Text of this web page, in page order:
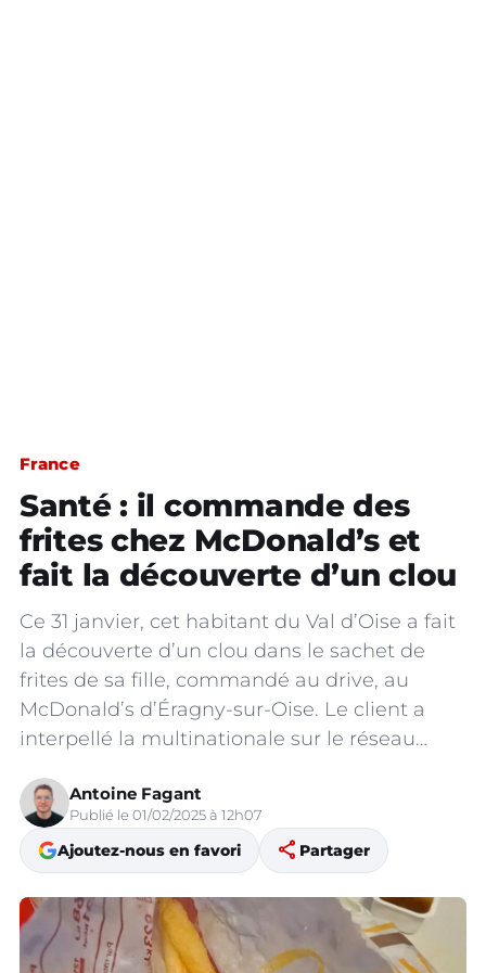
France
Santé : il commande des
frites chez McDonald’s et
fait la découverte d’un clou
Ce 31 janvier, cet habitant du Val d’Oise a fait
la découverte d’un clou dans le sachet de
frites de sa fille, commandé au drive, au
McDonald’s d’Éragny-sur-Oise. Le client a
interpellé la multinationale sur le réseau…
Antoine Fagant
Publié le 01/02/2025 à 12h07
Ajoutez-nous en favori share Partager